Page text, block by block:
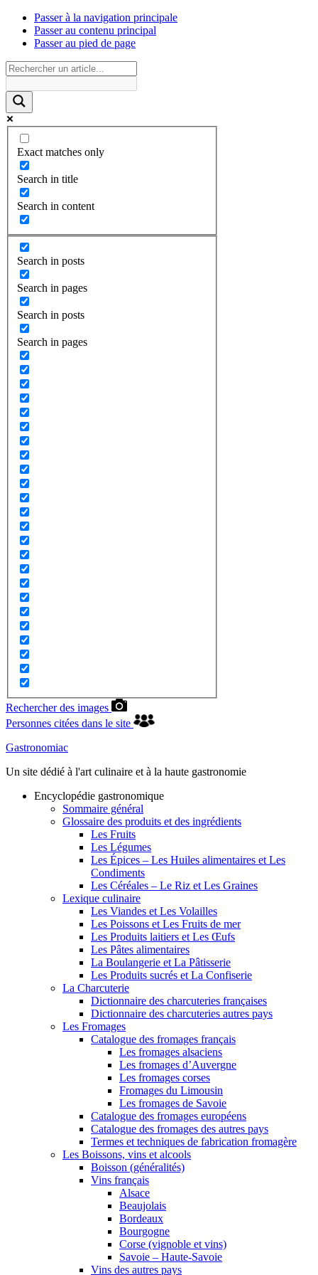
Passer à la navigation principale
Passer au contenu principal
Passer au pied de page
Exact matches only
Search in title
Search in content
Search in posts
Search in pages
Search in posts
Search in pages
Rechercher des images
Personnes citées dans le site
Gastronomiac
Un site dédié à l'art culinaire et à la haute gastronomie
Encyclopédie gastronomique
Sommaire général
Glossaire des produits et des ingrédients
Les Fruits
Les Légumes
Les Épices – Les Huiles alimentaires et Les
Condiments
Les Céréales – Le Riz et Les Graines
Lexique culinaire
Les Viandes et Les Volailles
Les Poissons et Les Fruits de mer
Les Produits laitiers et Les Œufs
Les Pâtes alimentaires
La Boulangerie et La Pâtisserie
Les Produits sucrés et La Confiserie
La Charcuterie
Dictionnaire des charcuteries françaises
Dictionnaire des charcuteries autres pays
Les Fromages
Catalogue des fromages français
Les fromages alsaciens
Les fromages d’Auvergne
Les fromages corses
Fromages du Limousin
Les fromages de Savoie
Catalogue des fromages européens
Catalogue des fromages des autres pays
Termes et techniques de fabrication fromagère
Les Boissons, vins et alcools
Boisson (généralités)
Vins français
Alsace
Beaujolais
Bordeaux
Bourgogne
Corse (vignoble et vins)
Savoie – Haute-Savoie
Vins des autres pays